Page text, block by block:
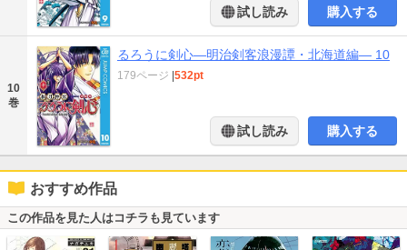
試し読み 購入する
10
巻
るろうに剣心―明治剣客浪漫譚・北海道編― 10
179ページ 532pt
試し読み 購入する
おすすめ作品
この作品を見た人はコチラも見ています